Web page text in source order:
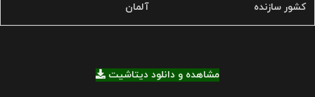
کشور سازنده آلمان
مشاهده و دانلود دیتاشیت